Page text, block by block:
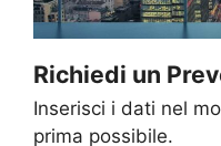
Richiedi un
Inserisci i dati nel
prima possibile.